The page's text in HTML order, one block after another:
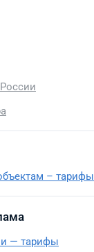
– тарифы
— тарифы